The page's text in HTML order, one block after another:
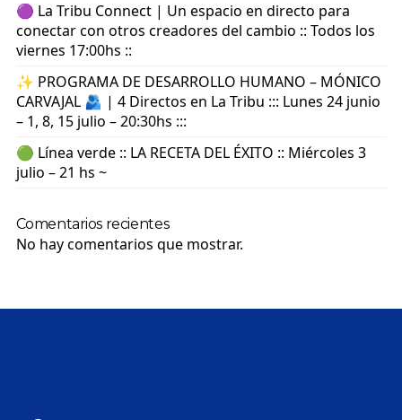
🟣 La Tribu Connect | Un espacio en directo para
conectar con otros creadores del cambio :: Todos los
viernes 17:00hs ::
✨ PROGRAMA DE DESARROLLO HUMANO – MÓNICO
CARVAJAL 🫂 | 4 Directos en La Tribu ::: Lunes 24 junio
– 1, 8, 15 julio – 20:30hs :::
🟢 Línea verde :: LA RECETA DEL ÉXITO :: Miércoles 3
julio – 21 hs ~
Comentarios recientes
No hay comentarios que mostrar.